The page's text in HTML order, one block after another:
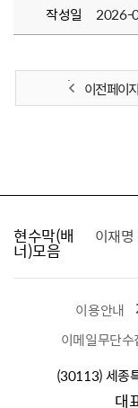
작성일
2026-
이전 페이지
현수막(배
너)모음
찾습니다 이재
이용안내
이메일무단
(30113) 세종
대